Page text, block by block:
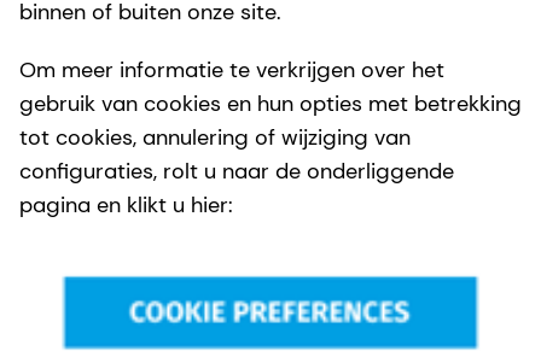
binnen of buiten onze site.
Om meer informatie te verkrijgen over het
gebruik van cookies en hun opties met betrekking
tot cookies, annulering of wijziging van
configuraties, rolt u naar de onderliggende
pagina en klikt u hier: